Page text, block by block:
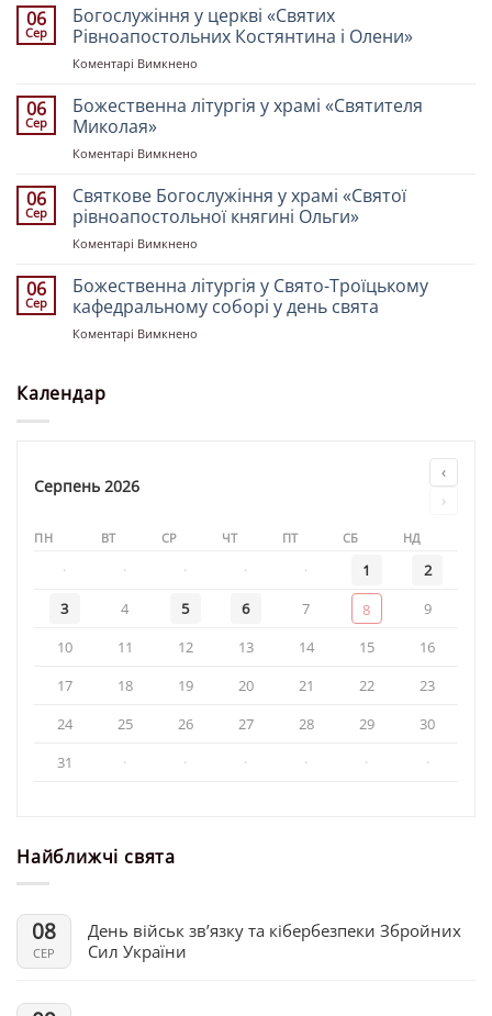
літургія
у
храмі
землі
Української»
06
Сер
Богослужіння у церкві «Святих
Рівноапостольних Костянтина і Олени»
Коментарі Вимкнено
у
церкві
і
Олени»
06
Сер
Божественна літургія у храмі «Святителя
Миколая»
Коментарі Вимкнено
літургія
храмі
06
Сер
Святкове Богослужіння у храмі «Святої
рівноапостольної княгині Ольги»
Коментарі Вимкнено
Богослужіння
храмі
06
Сер
Божественна літургія у Свято-Троїцькому
кафедральному соборі у день свята
Коментарі Вимкнено
Календар
Серпень 2026
‹
›
ПН ВТ СР ЧТ ПТ СБ НД
· · · · · 1
2
3
4 5 6 7 8
9
10
11 12 13 14 15
16
17
18 19 20 21 22
23
24
25 26 27 28 29
30
31
· · · · · ·
Найближчі свята
08
СЕР
День військ зв’язку та кібербезпеки Збройних
Сил України